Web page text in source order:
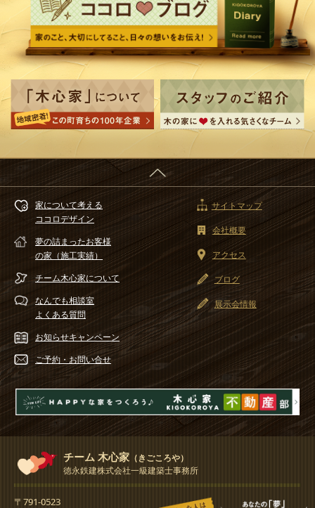
家について考える
ココロデザイン
夢の詰まったお客様
の家（施工実績）
チーム木心家について
なんでも相談室
よくある質問
お知らせキャンペーン
ご予約・ お問い合せ
サイトマップ
会社概要
アクセス
ブログ
展示会情報
チーム 木心家 （きごころや）
徳永鉄建株式会社一級建築士事務所
〒791-0523